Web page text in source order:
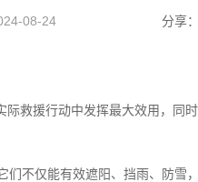
08-24 分享：
救援行动中发挥最大效用，同
不仅能有效遮阳、挡雨、防雪